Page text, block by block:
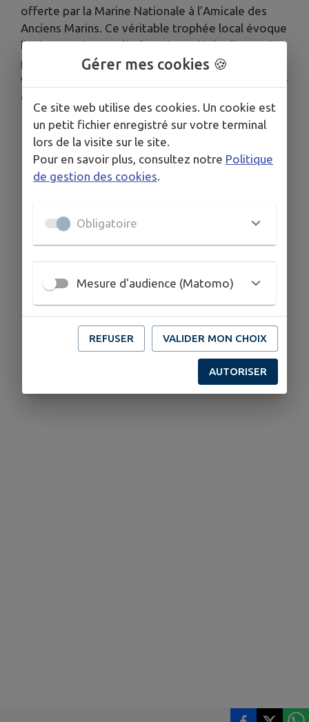
offerte par la Marine Nationale à l’Amicale des
Anciens Marins. Ce véritable trophée local évoque
l’existence à Jons dès le XIIème siècle d’un petit
port fluvial sur le Rhône. Cette ancre provient d’un
vieux croiseur en bois, a été fabriquée en Belgique
et pèse près d’une tonne.
Gérer mes cookies 🍪
Ce site web utilise des cookies. Un cookie est
un petit fichier enregistré sur votre terminal
lors de la visite sur le site.
Pour en savoir plus, consultez notre Politique
de gestion des cookies
Obligatoire
Mesure d'audience (Matomo)
REFUSER VALIDER MON CHOIX
AUTORISER